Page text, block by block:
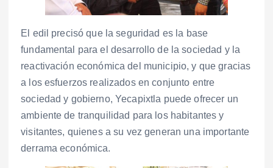
El edil precisó que la seguridad es la base
fundamental para el desarrollo de la sociedad y la
reactivación económica del municipio, y que gracias
a los esfuerzos realizados en conjunto entre
sociedad y gobierno, Yecapixtla puede ofrecer un
ambiente de tranquilidad para los habitantes y
visitantes, quienes a su vez generan una importante
derrama económica.